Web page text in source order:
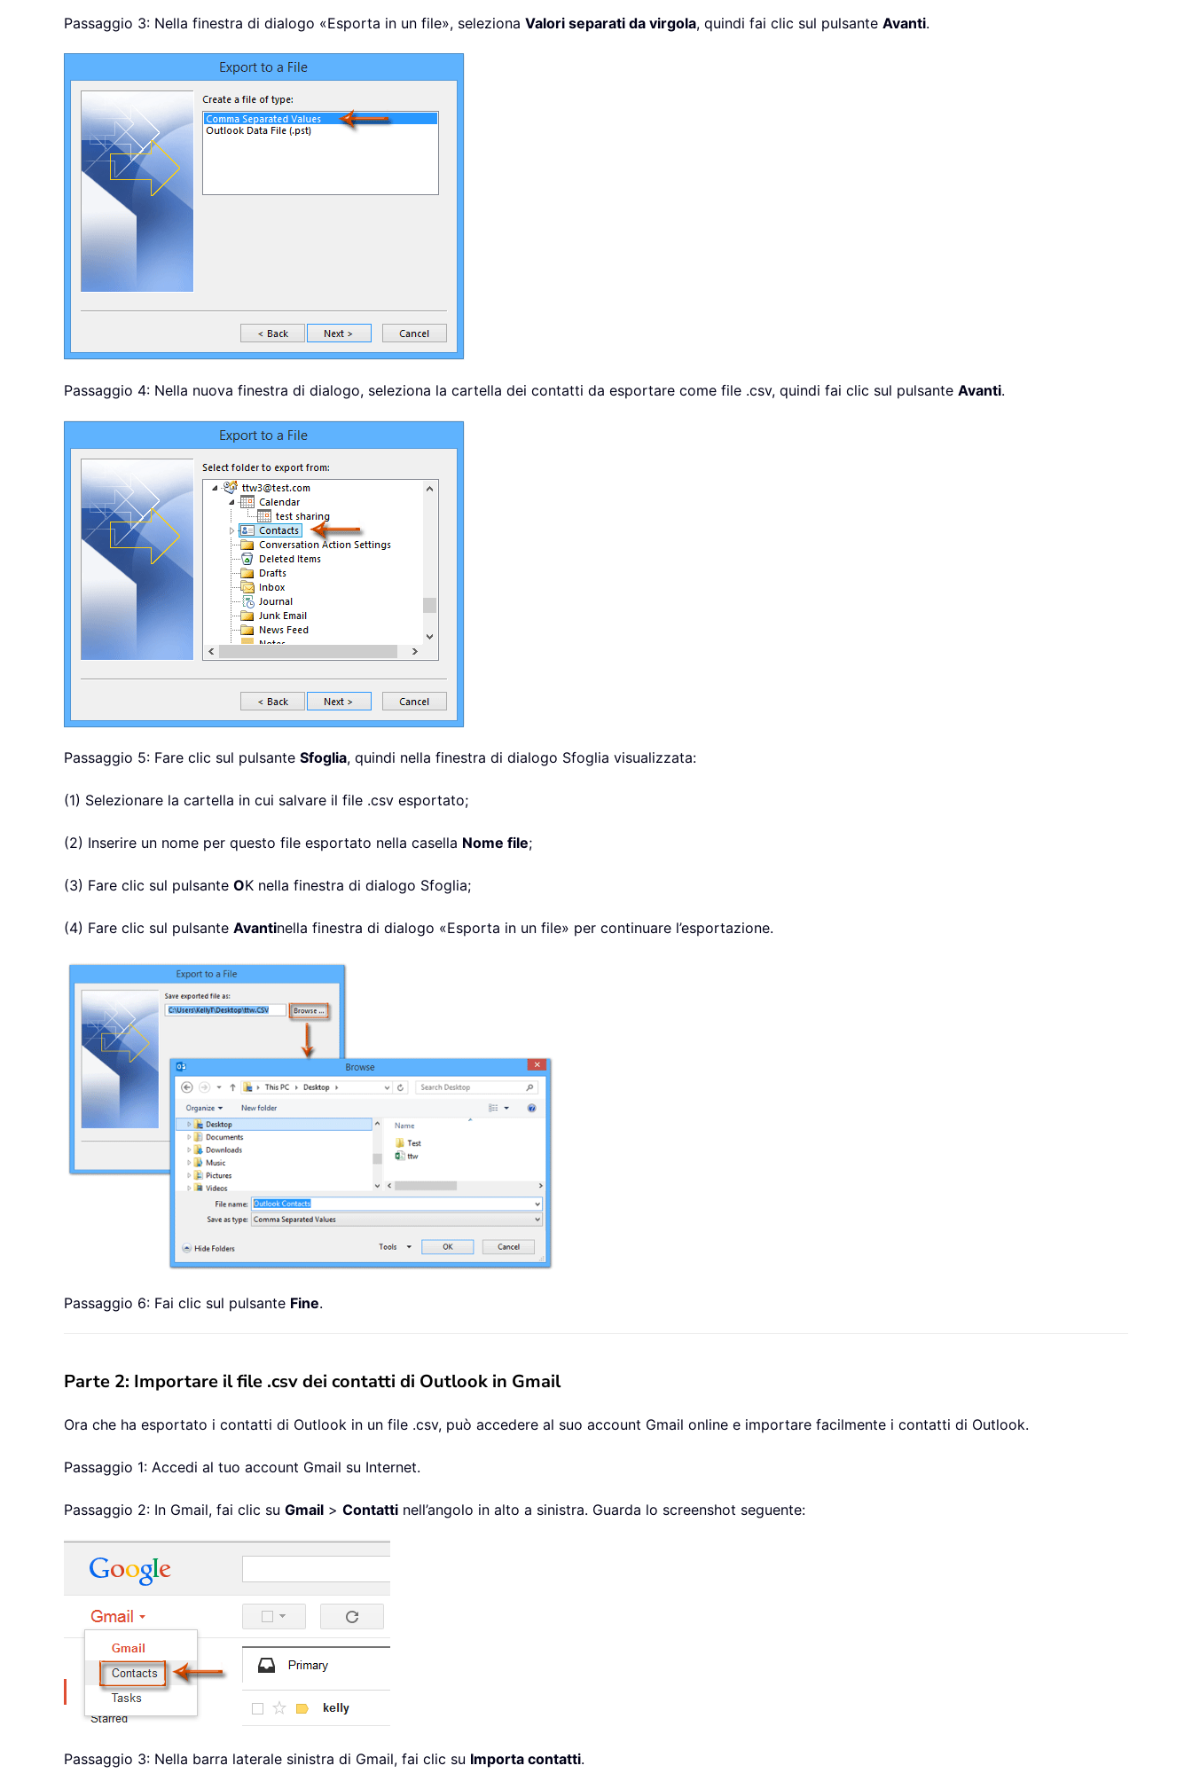
Passaggio 3: Nella finestra di dialogo «Esporta in un file», seleziona Valori separati da virgola, quindi fai clic sul pulsante Avanti.
Passaggio 4: Nella nuova finestra di dialogo, seleziona la cartella dei contatti da esportare come file .csv, quindi fai clic sul pulsante Avanti.
Passaggio 5: Fare clic sul pulsante Sfoglia, quindi nella finestra di dialogo Sfoglia visualizzata:
(1) Selezionare la cartella in cui salvare il file .csv esportato;
(2) Inserire un nome per questo file esportato nella casella Nome file;
(3) Fare clic sul pulsante OK nella finestra di dialogo Sfoglia;
(4) Fare clic sul pulsante Avantinella finestra di dialogo «Esporta in un file» per continuare l’esportazione.
Passaggio 6: Fai clic sul pulsante Fine.
Parte 2: Importare il file .csv dei contatti di Outlook in Gmail
Ora che ha esportato i contatti di Outlook in un file .csv, può accedere al suo account Gmail online e importare facilmente i contatti di Outlook.
Passaggio 1: Accedi al tuo account Gmail su Internet.
Passaggio 2: In Gmail, fai clic su Gmail > Contatti nell’angolo in alto a sinistra. Guarda lo screenshot seguente:
Passaggio 3: Nella barra laterale sinistra di Gmail, fai clic su Importa contatti.